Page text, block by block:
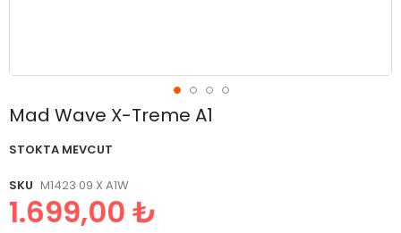
Mad Wave X-Treme A1
STOKTA MEVCUT
SKU M1423 09 X A1W
1.699,00 ₺
Resim
başlangıcına